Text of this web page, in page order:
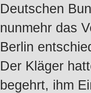
Deutschen
nunmehr das
Berlin
Der Kläger
begehrt, ihm